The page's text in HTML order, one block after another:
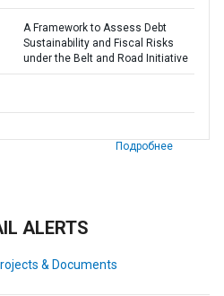
A Framework to Assess Debt
Sustainability and Fiscal Risks
under the Belt and Road Initiative
Подробнее
ALERTS
& Documents